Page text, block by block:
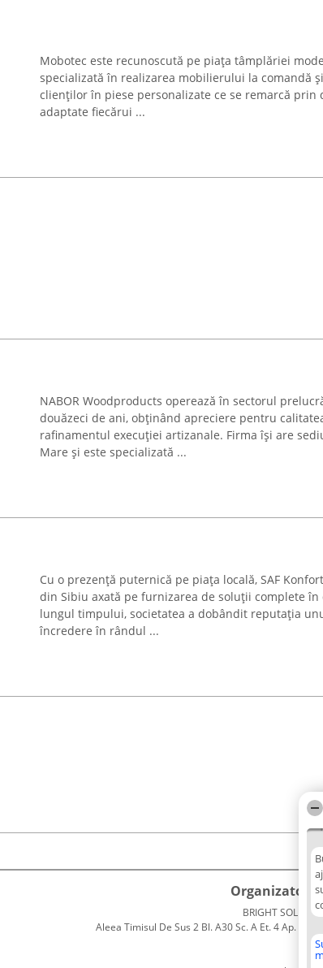
Mobotec este recunoscută pe piața tâmplăriei
specializată în realizarea mobilierului la comandă
clienților în piese personalizate ce se remarcă prin
adaptate fiecărui ...
NABOR Woodproducts operează în sectorul
douăzeci de ani, obținând apreciere pentru
rafinamentul execuției artizanale. Firma își are
Mare și este specializată ...
Cu o prezență puternică pe piața locală, SAF
din Sibiu axată pe furnizarea de soluții complete
lungul timpului, societatea a dobândit reputația
încredere în rândul ...
Organizator
BRIGHT
Aleea Timisul De Sus 2 Bl. A30 Sc. A Et. 4 Ap. 13